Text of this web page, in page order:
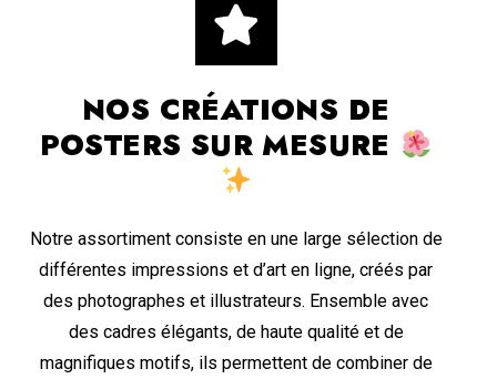
NOS CRÉATIONS DE
POSTERS SUR MESURE
Notre assortiment consiste en une large sélection de
différentes impressions et d’art en ligne, créés par
des photographes et illustrateurs. Ensemble avec
des cadres élégants, de haute qualité et de
magnifiques motifs, ils permettent de combiner de